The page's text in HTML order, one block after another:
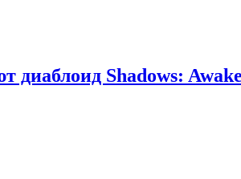
диаблоид Shadows: